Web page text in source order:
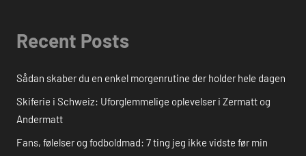
Recent Posts
Sådan skaber du en enkel morgenrutine der holder hele dagen
Skiferie i Schweiz: Uforglemmelige oplevelser i Zermatt og
Andermatt
Fans, følelser og fodboldmad: 7 ting jeg ikke vidste før min